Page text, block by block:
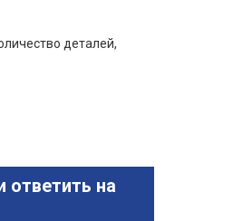
деталей,
ответить на